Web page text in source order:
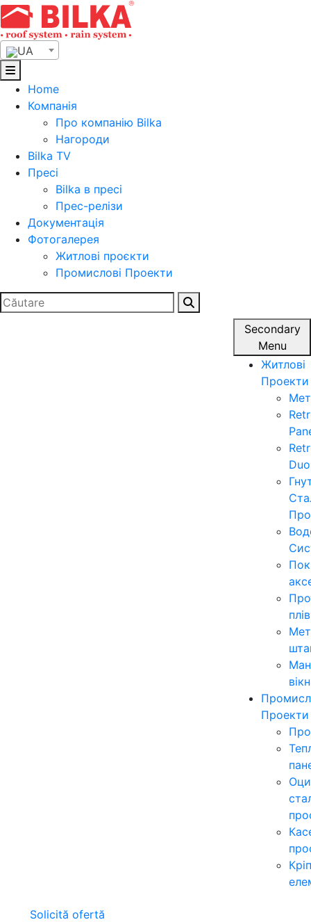
Skip
to
content
UA
Home
Компанія
Про компанію Bilka
Нагороди
Bilka TV
Пресі
Bilka в пресі
Прес-релізи
Документація
Фотогалерея
Житлові проєкти
Промислові Проекти
Search
for:
Secondary
Menu
Житлові
Проекти
Duo
Проекти
Solicită ofertă